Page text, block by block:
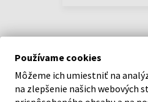
POPIS
Používame cookies
Môžeme ich umiestniť na
na zlepšenie našich webových